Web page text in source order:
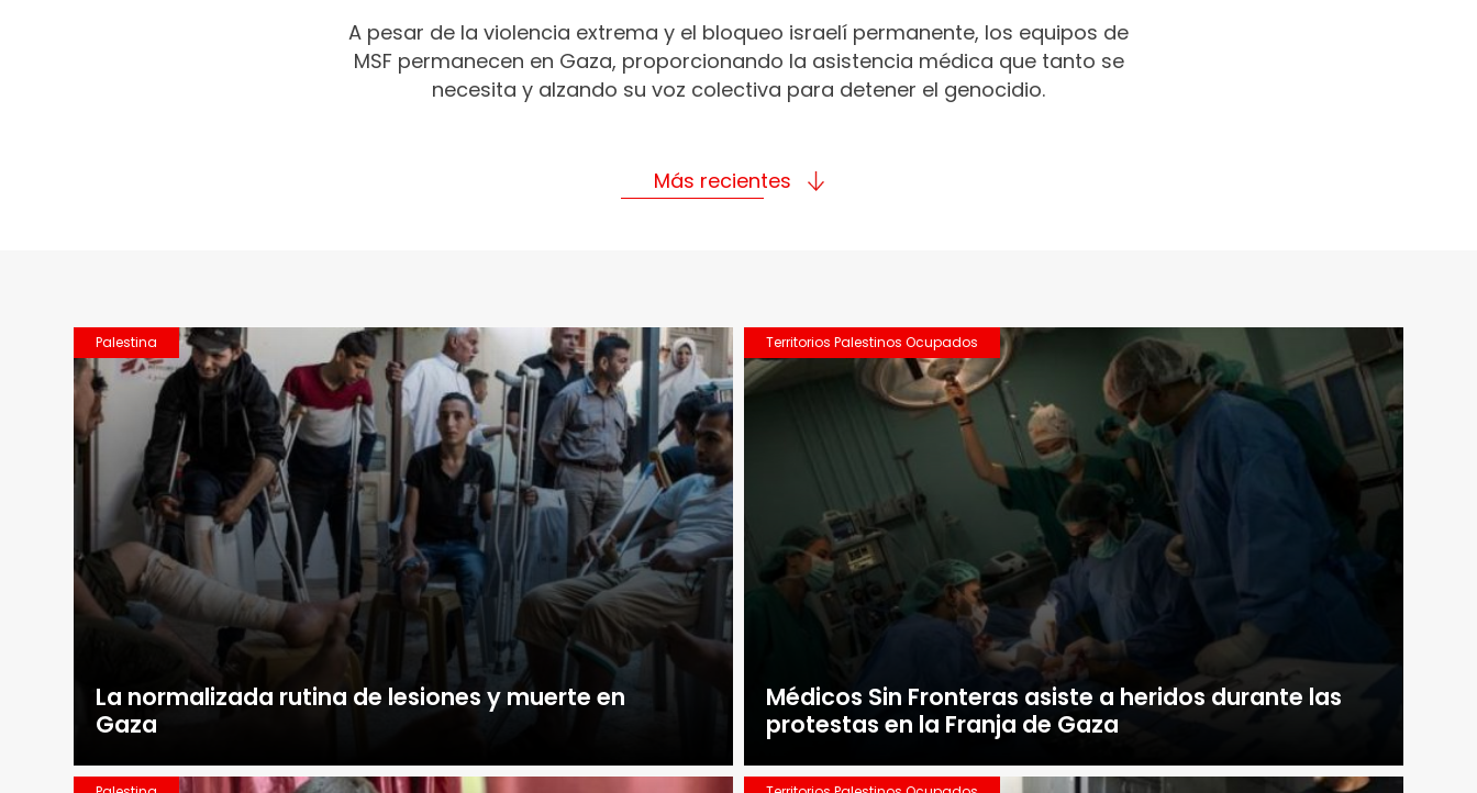
A pesar de la violencia extrema y el bloqueo israelí permanente, los equipos de
MSF permanecen en Gaza, proporcionando la asistencia médica que tanto se
necesita y alzando su voz colectiva para detener el genocidio.
Más recientes
Palestina
La normalizada rutina de lesiones y muerte en
Gaza
Territorios Palestinos Ocupados
Médicos Sin Fronteras asiste a heridos durante las
protestas en la Franja de Gaza